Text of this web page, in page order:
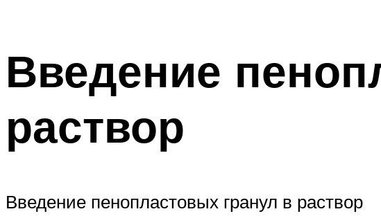
Введение
раствор
Введение пенопластовых гранул в раствор